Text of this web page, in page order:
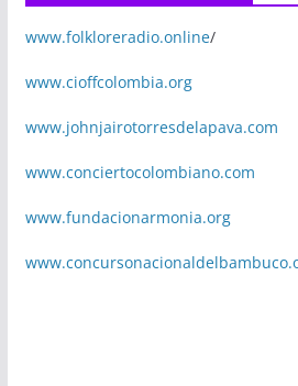
www.folkloreradio.online/
www.cioffcolombia.org
www.johnjairotorresdelapava.com
www.conciertocolombiano.com
www.fundacionarmonia.org